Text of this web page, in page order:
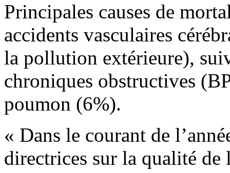
Principales causes de
accidents vasculaires
la pollution extérieure),
chroniques obstructives
poumon (6%).
« Dans le courant de
directrices sur la qualité de